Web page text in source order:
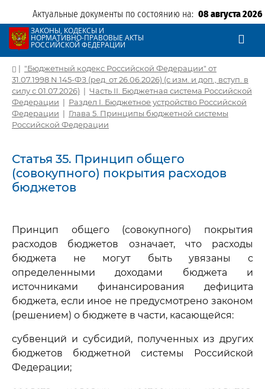
Актуальные документы по состоянию на: 08 августа 2026
ЗАКОНЫ, КОДЕКСЫ И
НОРМАТИВНО-ПРАВОВЫЕ АКТЫ
РОССИЙСКОЙ ФЕДЕРАЦИИ
| "Бюджетный кодекс Российской Федерации" от
31.07.1998 N 145-ФЗ (ред. от 26.06.2026) (с изм. и доп., вступ. в
силу с 01.07.2026) | Часть II. Бюджетная система Российской
Федерации | Раздел I. Бюджетное устройство Российской
Федерации | Глава 5. Принципы бюджетной системы
Российской Федерации
Статья 35. Принцип общего
(совокупного) покрытия расходов
бюджетов
Принцип общего (совокупного) покрытия
расходов бюджетов означает, что расходы
бюджета не могут быть увязаны с
определенными доходами бюджета и
источниками финансирования дефицита
бюджета, если иное не предусмотрено законом
(решением) о бюджете в части, касающейся:
субвенций и субсидий, полученных из других
бюджетов бюджетной системы Российской
Федерации;